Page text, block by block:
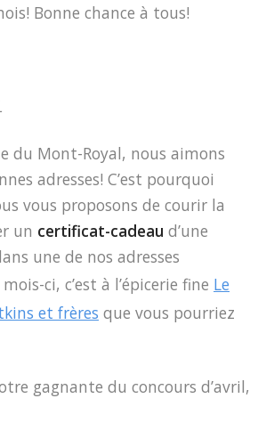
Bonne chance à tous!
du Mont-Royal, nous aimons
adresses! C’est pourquoi
vous proposons de courir la
un certificat-cadeau d’une
une de nos adresses
ci, c’est à l’épicerie fine Le
et frères que vous pourriez
gagnante du concours d’avril,